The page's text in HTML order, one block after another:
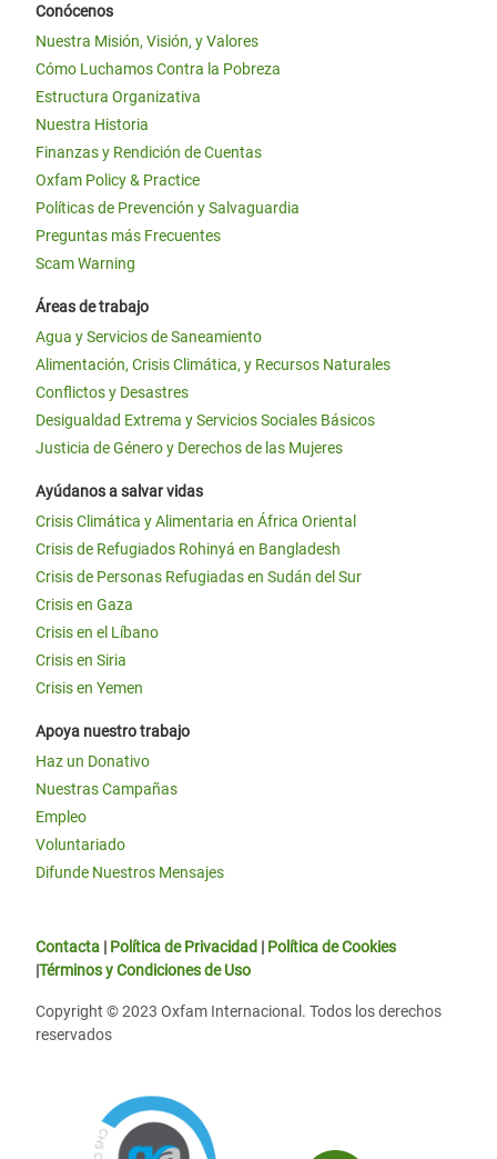
Conócenos
Nuestra Misión, Visión, y Valores
Cómo Luchamos Contra la Pobreza
Estructura Organizativa
Nuestra Historia
Finanzas y Rendición de Cuentas
Oxfam Policy & Practice
Políticas de Prevención y Salvaguardia
Preguntas más Frecuentes
Scam Warning
Áreas de trabajo
Agua y Servicios de Saneamiento
Alimentación, Crisis Climática, y Recursos Naturales
Conflictos y Desastres
Desigualdad Extrema y Servicios Sociales Básicos
Justicia de Género y Derechos de las Mujeres
Ayúdanos a salvar vidas
Crisis Climática y Alimentaria en África Oriental
Crisis de Refugiados Rohinyá en Bangladesh
Crisis de Personas Refugiadas en Sudán del Sur
Crisis en Gaza
Crisis en el Líbano
Crisis en Siria
Crisis en Yemen
Apoya nuestro trabajo
Haz un Donativo
Nuestras Campañas
Empleo
Voluntariado
Difunde Nuestros Mensajes
Contacta | Política de Privacidad | Política de Cookies
|Términos y Condiciones de Uso
Copyright © 2023 Oxfam Internacional. Todos los derechos
reservados